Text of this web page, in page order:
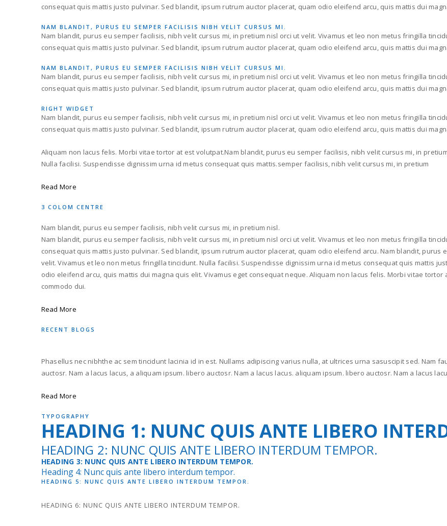
consequat quis mattis justo pulvinar. Sed blandit, ipsum rutrum auctor placerat, quam odio eleifend arcu, quis mattis dui
NAM BLANDIT, PURUS EU SEMPER FACILISIS NIBH VELIT CURSUS MI.
Nam blandit, purus eu semper facilisis, nibh velit cursus mi, in pretium nisl orci ut velit. Vivamus et leo non metus fringilla
consequat quis mattis justo pulvinar. Sed blandit, ipsum rutrum auctor placerat, quam odio eleifend arcu, quis mattis dui
NAM BLANDIT, PURUS EU SEMPER FACILISIS NIBH VELIT CURSUS MI.
Nam blandit, purus eu semper facilisis, nibh velit cursus mi, in pretium nisl orci ut velit. Vivamus et leo non metus fringilla
consequat quis mattis justo pulvinar. Sed blandit, ipsum rutrum auctor placerat, quam odio eleifend arcu, quis mattis dui
RIGHT WIDGET
Nam blandit, purus eu semper facilisis, nibh velit cursus mi, in pretium nisl orci ut velit. Vivamus et leo non metus fringilla
consequat quis mattis justo pulvinar. Sed blandit, ipsum rutrum auctor placerat, quam odio eleifend arcu, quis mattis dui
Aliquam non lacus felis. Morbi vitae tortor at est volutpat.Nam blandit, purus eu semper facilisis, nibh velit cursus mi, in
Nulla facilisi. Suspendisse dignissim urna id metus consequat quis mattis.semper facilisis, nibh velit cursus mi, in pretium
Read More
3 COLOM CENTRE
Nam blandit, purus eu semper facilisis, nibh velit cursus mi, in pretium nisl.
Nam blandit, purus eu semper facilisis, nibh velit cursus mi, in pretium nisl orci ut velit. Vivamus et leo non metus fringilla
consequat quis mattis justo pulvinar. Sed blandit, ipsum rutrum auctor placerat, quam odio eleifend arcu. Nam blandit, purus
velit. Vivamus et leo non metus fringilla tincidunt. Nulla facilisi. Suspendisse dignissim urna id metus consequat quis mattis
odio eleifend arcu, quis mattis dui magna quis elit. Vivamus eget consequat neque. Aliquam non lacus felis. Morbi vitae
commodo dui.
Read More
RECENT BLOGS
Phasellus nec nibhthe ac sem tincidunt lacinia id in est. Nullams adipiscing varius nulla, at ultrices urna sasuscipit sed. Nam
auctosr. Nam a lacus lacus, a aliquam ipsum. libero auctosr. Nam a lacus lacus. aliquam ipsum. libero auctosr. Nam a lacus
Read More
TYPOGRAPHY
HEADING 1: NUNC QUIS ANTE LIBERO
HEADING 2: NUNC QUIS ANTE LIBERO INTERDUM TEMPOR.
HEADING 3: NUNC QUIS ANTE LIBERO INTERDUM TEMPOR.
Heading 4: Nunc quis ante libero interdum tempor.
HEADING 5: NUNC QUIS ANTE LIBERO INTERDUM TEMPOR.
HEADING 6: NUNC QUIS ANTE LIBERO INTERDUM TEMPOR.